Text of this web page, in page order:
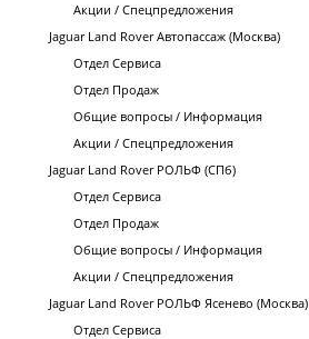
Акции / Спецпредложения
Jaguar Land Rover Автопассаж (Москва)
Отдел Сервиса
Отдел Продаж
Общие вопросы / Информация
Акции / Спецпредложения
Jaguar Land Rover РОЛЬФ (СПб)
Отдел Сервиса
Отдел Продаж
Общие вопросы / Информация
Акции / Спецпредложения
Jaguar Land Rover РОЛЬФ Ясенево (Москва)
Отдел Сервиса